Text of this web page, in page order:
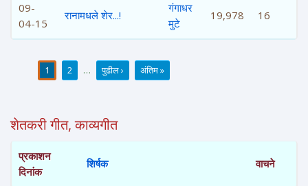
09-
04-15
रानामधले शेर...!
गंगाधर
मुटे
19,978 16
1 2 … पुढील › अंतिम »
शेतकरी गीत, काव्यगीत
प्रकाशन
दिनांक
शिर्षक वाचने